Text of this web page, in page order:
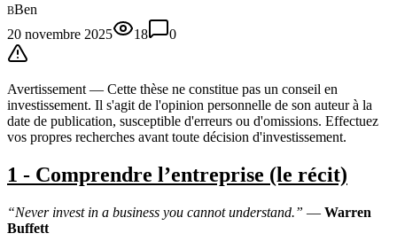
BBen
20 novembre 2025
18 0
Avertissement — Cette thèse ne constitue pas un conseil en
investissement. Il s'agit de l'opinion personnelle de son auteur à la
date de publication, susceptible d'erreurs ou d'omissions. Effectuez
vos propres recherches avant toute décision d'investissement.
1 - Comprendre l’entreprise (le récit)
“Never invest in a business you cannot understand.” — Warren
Buffett